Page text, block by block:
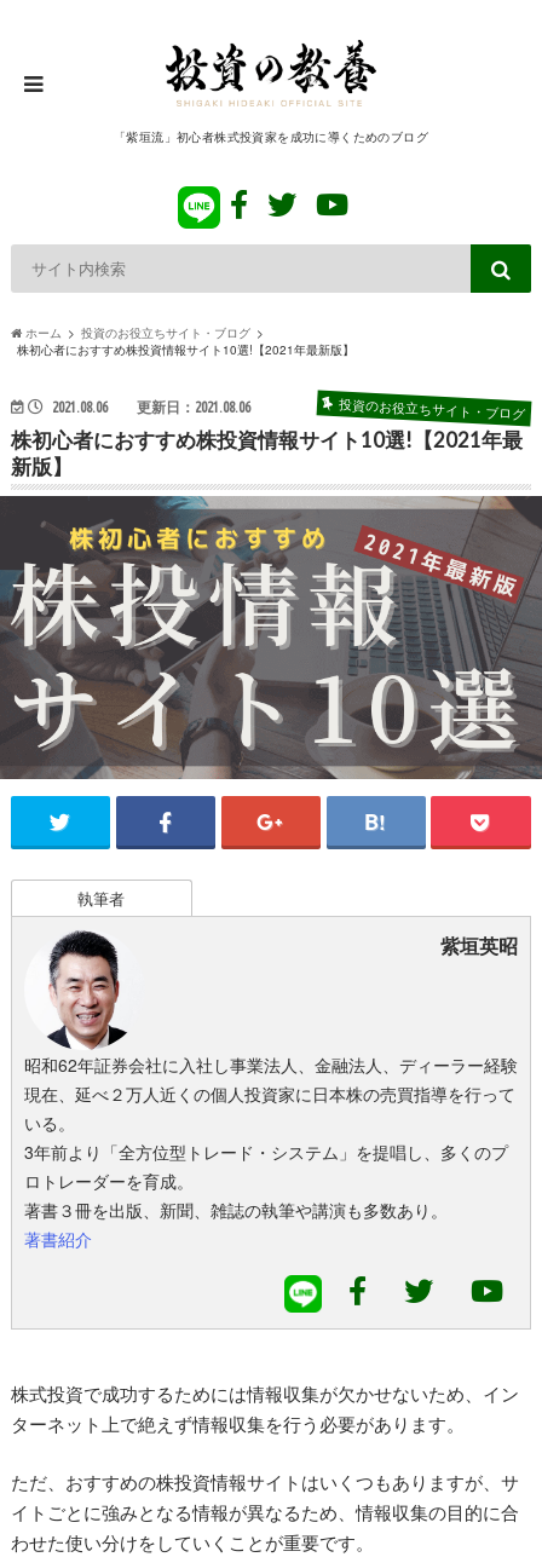
「紫垣流」初心者株式投資家を成功に導くためのブログ
ホーム
投資のお役立ちサイト・ブログ
株初心者におすすめ株投資情報サイト10選!【2021年最新版】
2021.08.06 更新日：2021.08.06 投資のお役立ちサイト・ブログ
株初心者におすすめ株投資情報サイト10選!【2021年最
新版】
執筆者
紫垣英昭
昭和62年証券会社に入社し事業法人、金融法人、ディーラー経験
現在、延べ２万人近くの個人投資家に日本株の売買指導を行って
いる。
3年前より「全方位型トレード・システム」を提唱し、多くのプ
ロトレーダーを育成。
著書３冊を出版、新聞、雑誌の執筆や講演も多数あり。
著書紹介
株式投資で成功するためには情報収集が欠かせないため、イン
ターネット上で絶えず情報収集を行う必要があります。
ただ、おすすめの株投資情報サイトはいくつもありますが、サ
イトごとに強みとなる情報が異なるため、情報収集の目的に合
わせた使い分けをしていくことが重要です。